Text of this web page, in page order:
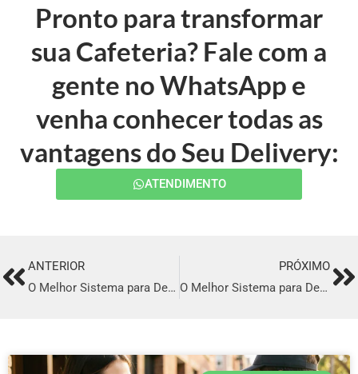
Pronto para transformar
sua Cafeteria? Fale com a
gente no WhatsApp e
venha conhecer todas as
vantagens do Seu Delivery:
ATENDIMENTO
PrevANTERIOR
O Melhor Sistema para Delivery em Dom Eliseu
PRÓXIMO
O Melhor Sistema para Delivery em Nova Odessa